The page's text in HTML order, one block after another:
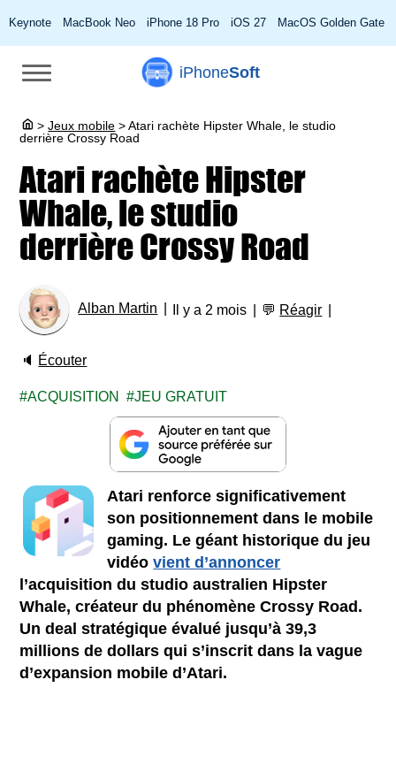
Keynote MacBook Neo iPhone 18 Pro iOS 27 MacOS Golden Gate
iPhoneSoft
> Jeux mobile >Atari rachète Hipster Whale, le studio
derrière Crossy Road
Atari rachète Hipster
Whale, le studio
derrière Crossy Road
Alban Martin Il y a 2 mois 💬 Réagir
🔈 Écouter
ACQUISITION JEU GRATUIT
Atari renforce significativement
son positionnement dans le mobile
gaming. Le géant historique du jeu
vidéovient d’annoncer
l’acquisition du studio australien Hipster
Whale, créateur du phénomène Crossy Road.
Un deal stratégique évalué jusqu’à 39,3
millions de dollars qui s’inscrit dans la vague
d’expansion mobile d’Atari.